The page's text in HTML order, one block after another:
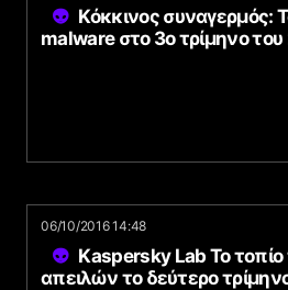
Κόκκινος συναγερμός:
malware στο 3o τρίμηνο
06/10/2016 14:48
Kaspersky Lab Το
απειλών το δεύτερο